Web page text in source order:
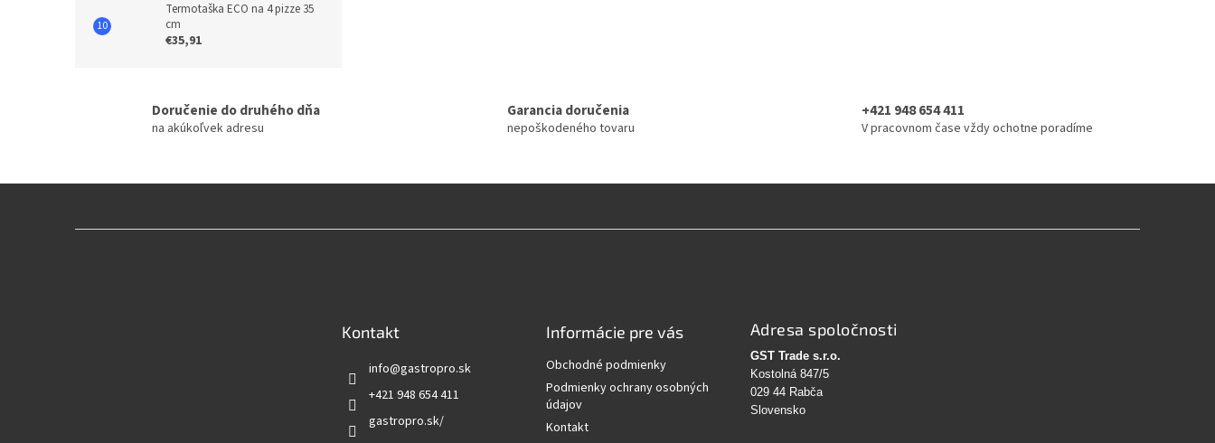
Termotaška ECO na 4 pizze 35
cm
€35,91
Doručenie do druhého dňa
na akúkoľvek adresu
Garancia doručenia
nepoškodeného tovaru
+421 948 654 411
V pracovnom čase vždy ochotne poradíme
Kontakt
info@gastropro.sk
+421 948 654 411
gastropro.sk/
Informácie pre vás
Obchodné podmienky
Podmienky ochrany osobných
údajov
Kontakt
Adresa spoločnosti
GST Trade s.r.o.
Kostolná 847/5
029 44 Rabča
Slovensko